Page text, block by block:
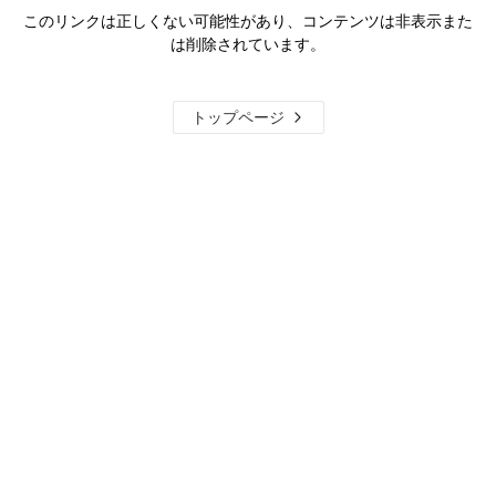
このリンクは正しくない可能性があり、コンテンツは非表示また
は削除されています。
トップページ